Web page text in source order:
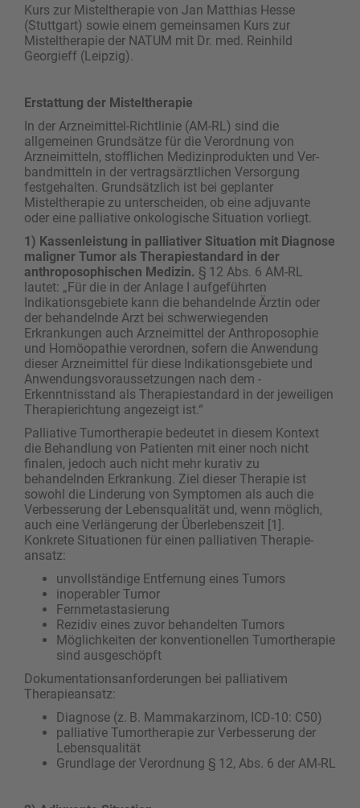
Kurs zur Misteltherapie von Jan Matthias Hesse
(Stuttgart) sowie einem gemeinsamen Kurs zur
Misteltherapie der NATUM mit Dr. med. Reinhild
Georgieff (Leipzig).
Erstattung der Misteltherapie
In der Arzneimittel-Richtlinie (AM-RL) sind die
allgemeinen Grundsätze für die Verordnung von
Arzneimitteln, stofflichen Medizinprodukten und Ver­
bandmitteln in der vertragsärztlichen Versorgung
festgehalten. Grundsätzlich ist bei geplanter
Misteltherapie zu unterscheiden, ob eine adjuvante
oder eine palliative onkologische Situation vorliegt.
1) Kassenleistung in palliativer Situation mit Diagnose
maligner Tumor als Therapiestandard in der
anthroposophischen Medizin. § 12 Abs. 6 AM-RL
lautet: „Für die in der Anlage I aufgeführten
Indikationsgebiete kann die behandelnde Ärztin oder
der behandelnde Arzt bei schwerwiegenden
Erkrankungen auch Arzneimittel der Anthroposophie
und Homöopathie verordnen, sofern die Anwendung
dieser Arzneimittel für diese Indikationsgebiete und
Anwendungsvoraussetzungen nach dem ­
Erkenntnisstand als Therapiestandard in der jeweiligen
Therapierichtung angezeigt ist.“
Palliative Tumortherapie bedeutet in diesem Kontext
die Behandlung von Patienten mit einer noch nicht
finalen, jedoch auch nicht mehr kurativ zu
behandelnden Erkrankung. Ziel dieser Therapie ist
sowohl die Linderung von Symptomen als auch die
Verbesserung der Lebensqualität und, wenn möglich,
auch eine Verlängerung der Überlebenszeit [1].
Konkrete Situationen für einen palliativen Therapie­
ansatz:
unvollständige Entfernung eines Tumors
inoperabler Tumor
Fernmetastasierung
Rezidiv eines zuvor behandelten Tumors
Möglichkeiten der konventionellen Tumortherapie
sind ausgeschöpft
Dokumentationsanforderungen bei palliativem
Therapieansatz:
Diagnose (z. B. Mammakarzinom, ICD-10: C50)
palliative Tumortherapie zur Verbesserung der
Lebensqualität
Grundlage der Verordnung § 12, Abs. 6 der ­AM-RL